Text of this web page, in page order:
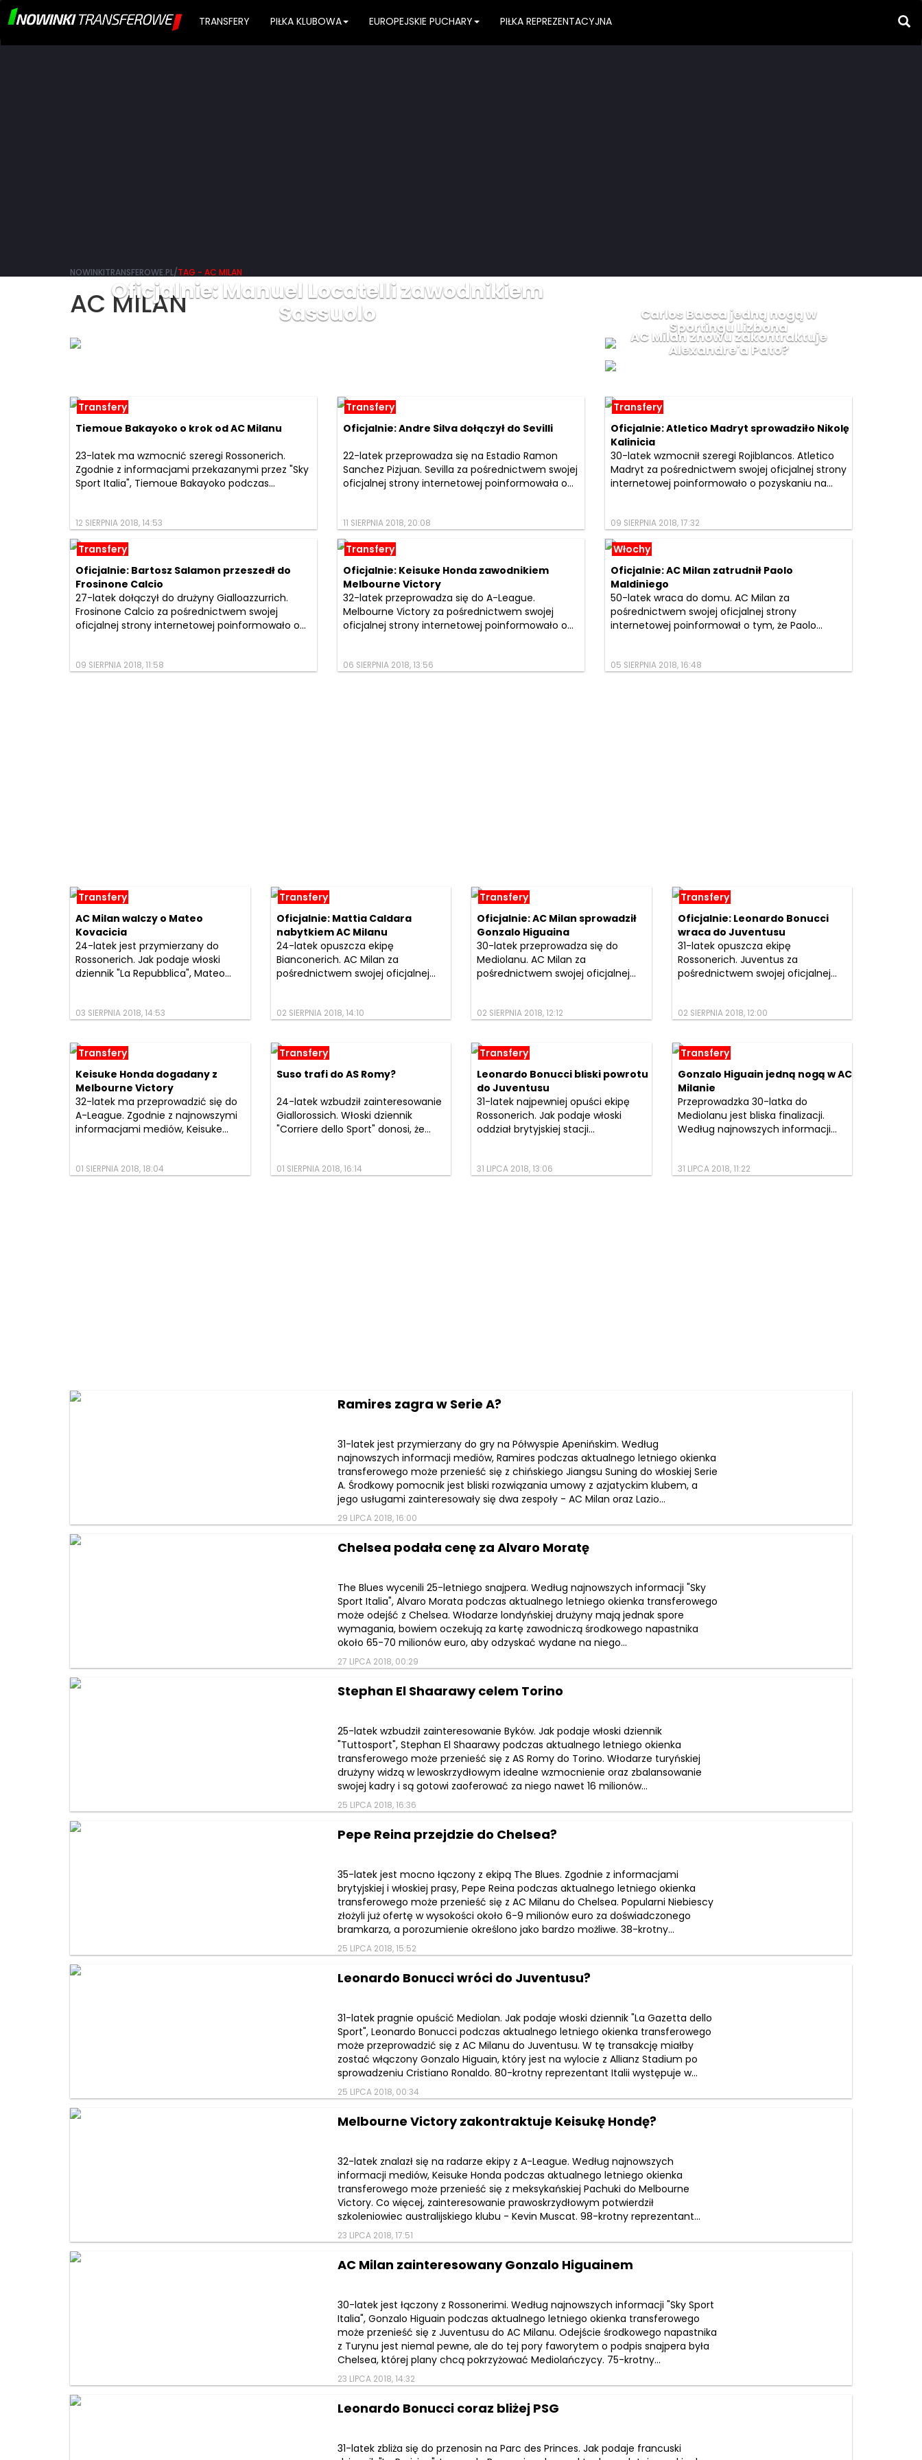
TRANSFERY PIŁKA KLUBOWA EUROPEJSKIE PUCHARY PIŁKA REPREZENTACYJNA
NOWINKITRANSFEROWE.PL/TAG - AC MILAN
AC MILAN
Oficjalnie: Manuel Locatelli zawodnikiem
Sassuolo Carlos Bacca jedną nogą w
Sportingu Lizbona
AC Milan znowu zakontraktuje
Alexandre'a Pato?
Transfery
Tiemoue Bakayoko o krok od AC Milanu
23-latek ma wzmocnić szeregi Rossonerich.
Zgodnie z informacjami przekazanymi przez "Sky
Sport Italia", Tiemoue Bakayoko podczas...
12 SIERPNIA 2018, 14:53
Transfery
Oficjalnie: Andre Silva dołączył do Sevilli
22-latek przeprowadza się na Estadio Ramon
Sanchez Pizjuan. Sevilla za pośrednictwem swojej
oficjalnej strony internetowej poinformowała o...
11 SIERPNIA 2018, 20:08
Transfery
Oficjalnie: Atletico Madryt sprowadziło Nikolę
Kalinicia
30-latek wzmocnił szeregi Rojiblancos. Atletico
Madryt za pośrednictwem swojej oficjalnej strony
internetowej poinformowało o pozyskaniu na...
09 SIERPNIA 2018, 17:32
Transfery
Oficjalnie: Bartosz Salamon przeszedł do
Frosinone Calcio
27-latek dołączył do drużyny Gialloazzurrich.
Frosinone Calcio za pośrednictwem swojej
oficjalnej strony internetowej poinformowało o...
09 SIERPNIA 2018, 11:58
Transfery
Oficjalnie: Keisuke Honda zawodnikiem
Melbourne Victory
32-latek przeprowadza się do A-League.
Melbourne Victory za pośrednictwem swojej
oficjalnej strony internetowej poinformowało o...
06 SIERPNIA 2018, 13:56
Włochy
Oficjalnie: AC Milan zatrudnił Paolo
Maldiniego
50-latek wraca do domu. AC Milan za
pośrednictwem swojej oficjalnej strony
internetowej poinformował o tym, że Paolo...
05 SIERPNIA 2018, 16:48
Transfery
AC Milan walczy o Mateo
Kovacicia
24-latek jest przymierzany do
Rossonerich. Jak podaje włoski
dziennik "La Repubblica", Mateo...
03 SIERPNIA 2018, 14:53
Transfery
Oficjalnie: Mattia Caldara
nabytkiem AC Milanu
24-latek opuszcza ekipę
Bianconerich. AC Milan za
pośrednictwem swojej oficjalnej...
02 SIERPNIA 2018, 14:10
Transfery
Oficjalnie: AC Milan sprowadził
Gonzalo Higuaina
30-latek przeprowadza się do
Mediolanu. AC Milan za
pośrednictwem swojej oficjalnej...
02 SIERPNIA 2018, 12:12
Transfery
Oficjalnie: Leonardo Bonucci
wraca do Juventusu
31-latek opuszcza ekipę
Rossonerich. Juventus za
pośrednictwem swojej oficjalnej...
02 SIERPNIA 2018, 12:00
Transfery
Keisuke Honda dogadany z
Melbourne Victory
32-latek ma przeprowadzić się do
A-League. Zgodnie z najnowszymi
informacjami mediów, Keisuke...
01 SIERPNIA 2018, 18:04
Transfery
Suso trafi do AS Romy?
24-latek wzbudził zainteresowanie
Giallorossich. Włoski dziennik
"Corriere dello Sport" donosi, że...
01 SIERPNIA 2018, 16:14
Transfery
Leonardo Bonucci bliski powrotu
do Juventusu
31-latek najpewniej opuści ekipę
Rossonerich. Jak podaje włoski
oddział brytyjskiej stacji...
31 LIPCA 2018, 13:06
Transfery
Gonzalo Higuain jedną nogą w AC
Milanie
Przeprowadzka 30-latka do
Mediolanu jest bliska finalizacji.
Według najnowszych informacji...
31 LIPCA 2018, 11:22
Ramires zagra w Serie A?
31-latek jest przymierzany do gry na Półwyspie Apenińskim. Według
najnowszych informacji mediów, Ramires podczas aktualnego letniego okienka
transferowego może przenieść się z chińskiego Jiangsu Suning do włoskiej Serie
A. Środkowy pomocnik jest bliski rozwiązania umowy z azjatyckim klubem, a
jego usługami zainteresowały się dwa zespoły - AC Milan oraz Lazio...
29 LIPCA 2018, 16:00
Chelsea podała cenę za Alvaro Moratę
The Blues wycenili 25-letniego snajpera. Według najnowszych informacji "Sky
Sport Italia", Alvaro Morata podczas aktualnego letniego okienka transferowego
może odejść z Chelsea. Włodarze londyńskiej drużyny mają jednak spore
wymagania, bowiem oczekują za kartę zawodniczą środkowego napastnika
około 65-70 milionów euro, aby odzyskać wydane na niego...
27 LIPCA 2018, 00:29
Stephan El Shaarawy celem Torino
25-latek wzbudził zainteresowanie Byków. Jak podaje włoski dziennik
"Tuttosport", Stephan El Shaarawy podczas aktualnego letniego okienka
transferowego może przenieść się z AS Romy do Torino. Włodarze turyńskiej
drużyny widzą w lewoskrzydłowym idealne wzmocnienie oraz zbalansowanie
swojej kadry i są gotowi zaoferować za niego nawet 16 milionów...
25 LIPCA 2018, 16:36
Pepe Reina przejdzie do Chelsea?
35-latek jest mocno łączony z ekipą The Blues. Zgodnie z informacjami
brytyjskiej i włoskiej prasy, Pepe Reina podczas aktualnego letniego okienka
transferowego może przenieść się z AC Milanu do Chelsea. Popularni Niebiescy
złożyli już ofertę w wysokości około 6-9 milionów euro za doświadczonego
bramkarza, a porozumienie określono jako bardzo możliwe. 38-krotny...
25 LIPCA 2018, 15:52
Leonardo Bonucci wróci do Juventusu?
31-latek pragnie opuścić Mediolan. Jak podaje włoski dziennik "La Gazetta dello
Sport", Leonardo Bonucci podczas aktualnego letniego okienka transferowego
może przeprowadzić się z AC Milanu do Juventusu. W tę transakcję miałby
zostać włączony Gonzalo Higuain, który jest na wylocie z Allianz Stadium po
sprowadzeniu Cristiano Ronaldo. 80-krotny reprezentant Italii występuje w...
25 LIPCA 2018, 00:34
Melbourne Victory zakontraktuje Keisukę Hondę?
32-latek znalazł się na radarze ekipy z A-League. Według najnowszych
informacji mediów, Keisuke Honda podczas aktualnego letniego okienka
transferowego może przenieść się z meksykańskiej Pachuki do Melbourne
Victory. Co więcej, zainteresowanie prawoskrzydłowym potwierdził
szkoleniowiec australijskiego klubu - Kevin Muscat. 98-krotny reprezentant...
23 LIPCA 2018, 17:51
AC Milan zainteresowany Gonzalo Higuainem
30-latek jest łączony z Rossonerimi. Według najnowszych informacji "Sky Sport
Italia", Gonzalo Higuain podczas aktualnego letniego okienka transferowego
może przenieść się z Juventusu do AC Milanu. Odejście środkowego napastnika
z Turynu jest niemal pewne, ale do tej pory faworytem o podpis snajpera była
Chelsea, której plany chcą pokrzyżować Mediolańczycy. 75-krotny...
23 LIPCA 2018, 14:32
Leonardo Bonucci coraz bliżej PSG
31-latek zbliża się do przenosin na Parc des Princes. Jak podaje francuski